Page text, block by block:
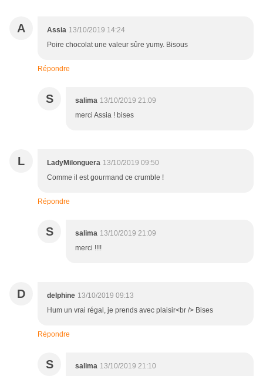
A Assia 13/10/2019 14:24
Poire chocolat une valeur sûre yumy. Bisous
Répondre
S salima 13/10/2019 21:09
merci Assia ! bises
L LadyMilonguera 13/10/2019 09:50
Comme il est gourmand ce crumble !
Répondre
S salima 13/10/2019 21:09
merci !!!!
D delphine 13/10/2019 09:13
Hum un vrai régal, je prends avec plaisir<br /> Bises
Répondre
S salima 13/10/2019 21:10